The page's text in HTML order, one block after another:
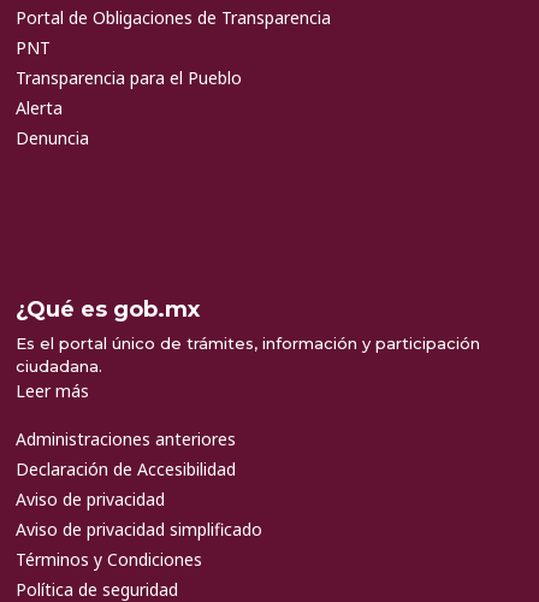
Portal de Obligaciones de Transparencia
PNT
Transparencia para el Pueblo
Alerta
Denuncia
¿Qué es gob.mx
Es el portal único de trámites, información y participación
ciudadana.
Leer más
Administraciones anteriores
Declaración de Accesibilidad
Aviso de privacidad
Aviso de privacidad simplificado
Términos y Condiciones
Política de seguridad